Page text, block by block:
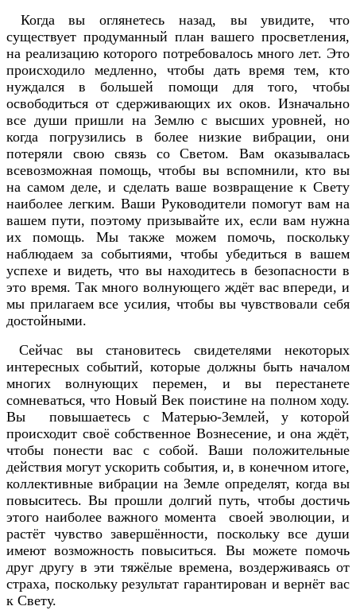
Когда вы оглянетесь назад, вы увидите, что
существует продуманный план вашего просветления,
на реализацию которого потребовалось много лет. Это
происходило медленно, чтобы дать время тем, кто
нуждался в большей помощи для того, чтобы
освободиться от сдерживающих их оков. Изначально
все души пришли на Землю с высших уровней, но
когда погрузились в более низкие вибрации, они
потеряли свою связь со Светом. Вам оказывалась
всевозможная помощь, чтобы вы вспомнили, кто вы
на самом деле, и сделать ваше возвращение к Свету
наиболее легким. Ваши Руководители помогут вам на
вашем пути, поэтому призывайте их, если вам нужна
их помощь. Мы также можем помочь, поскольку
наблюдаем за событиями, чтобы убедиться в вашем
успехе и видеть, что вы находитесь в безопасности в
это время. Так много волнующего ждёт вас впереди, и
мы прилагаем все усилия, чтобы вы чувствовали себя
достойными.
Сейчас вы становитесь свидетелями некоторых
интересных событий, которые должны быть началом
многих волнующих перемен, и вы перестанете
сомневаться, что Новый Век поистине на полном ходу.
Вы повышаетесь с Матерью-Землей, у которой
происходит своё собственное Вознесение, и она ждёт,
чтобы понести вас с собой. Ваши положительные
действия могут ускорить события, и, в конечном итоге,
коллективные вибрации на Земле определят, когда вы
повыситесь. Вы прошли долгий путь, чтобы достичь
этого наиболее важного момента своей эволюции, и
растёт чувство завершённости, поскольку все души
имеют возможность повыситься. Вы можете помочь
друг другу в эти тяжёлые времена, воздерживаясь от
страха, поскольку результат гарантирован и вернёт вас
к Свету.